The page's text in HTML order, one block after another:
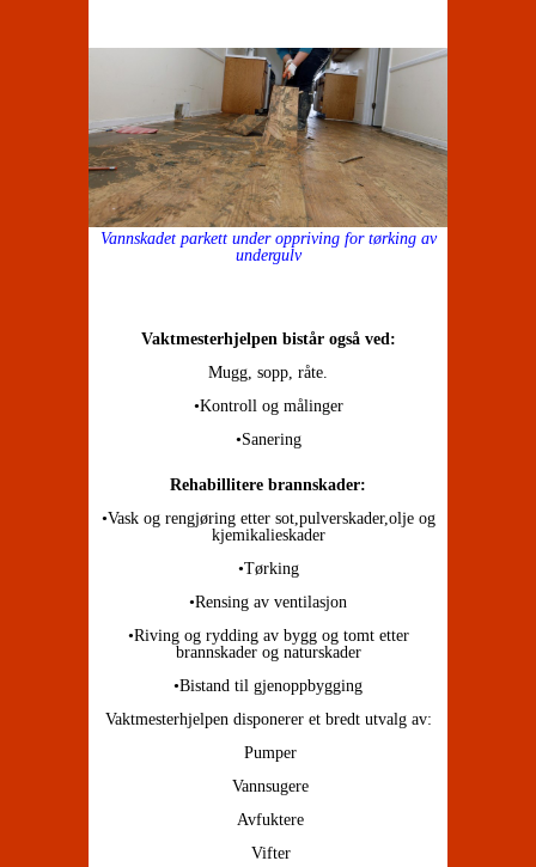
Vannskadet parkett under oppriving for tørking av
undergulv
Vaktmesterhjelpen bistår også ved:
Mugg, sopp, råte.
•Kontroll og målinger
•Sanering
Rehabillitere brannskader:
•Vask og rengjøring etter sot,pulverskader,olje og
kjemikalieskader
•Tørking
•Rensing av ventilasjon
•Riving og rydding av bygg og tomt etter
brannskader og naturskader
•Bistand til gjenoppbygging
Vaktmesterhjelpen disponerer et bredt utvalg av:
Pumper
Vannsugere
Avfuktere
Vifter